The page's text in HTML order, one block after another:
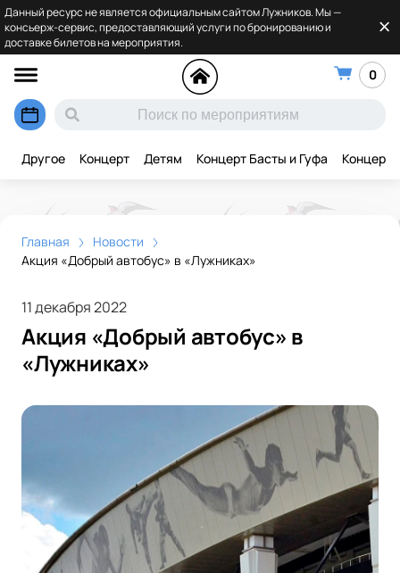
Данный ресурс не является официальным сайтом Лужников. Мы —
консьерж-сервис, предоставляющий услуги по бронированию и
доставке билетов на мероприятия.
0
Другое Концерт Детям Концерт Басты и Гуфа Концерт
Главная
Новости
Акция «Добрый автобус» в «Лужниках»
11 декабря 2022
Акция «Добрый автобус» в
«Лужниках»